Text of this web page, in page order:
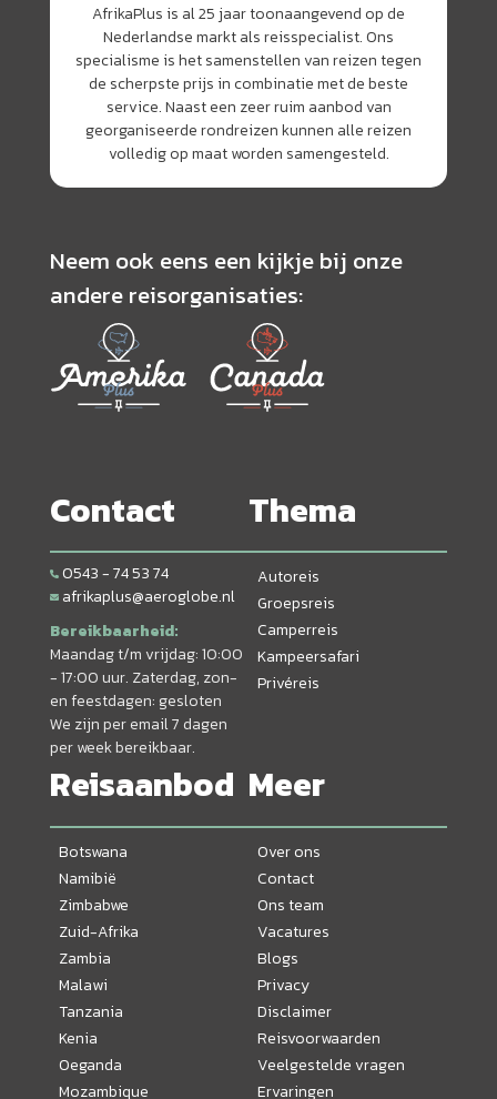
AfrikaPlus is al 25 jaar toonaangevend op de
Nederlandse markt als reisspecialist. Ons
specialisme is het samenstellen van reizen tegen
de scherpste prijs in combinatie met de beste
service. Naast een zeer ruim aanbod van
georganiseerde rondreizen kunnen alle reizen
volledig op maat worden samengesteld.
Neem ook eens een kijkje bij onze
andere reisorganisaties:
Contact
0543 - 74 53 74
afrikaplus@aeroglobe.nl
Bereikbaarheid:
Maandag t/m vrijdag: 10:00
- 17:00 uur. Zaterdag, zon-
en feestdagen: gesloten
We zijn per email 7 dagen
per week bereikbaar.
Thema
Autoreis
Groepsreis
Camperreis
Kampeersafari
Privéreis
Reisaanbod
Botswana
Namibië
Zimbabwe
Zuid-Afrika
Zambia
Malawi
Tanzania
Kenia
Oeganda
Mozambique
Meer
Over ons
Contact
Ons team
Vacatures
Blogs
Privacy
Disclaimer
Reisvoorwaarden
Veelgestelde vragen
Ervaringen